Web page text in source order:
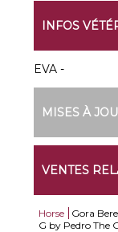
INFOS
EVA -
MISES À
VENTES
Horse Gora
G by Pedro The